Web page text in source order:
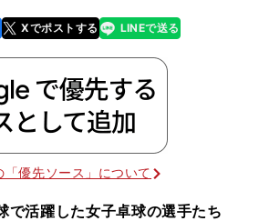
Xでポストする
line LINEで送る
優先ソース」について
で活躍した女子卓球の選手たち